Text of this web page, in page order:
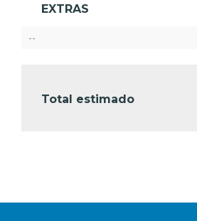
EXTRAS
--
Total estimado